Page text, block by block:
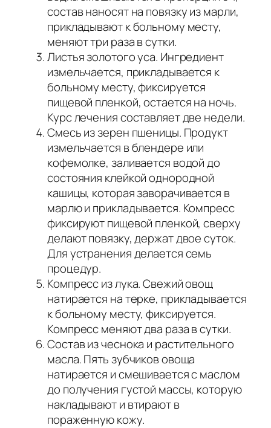
состав наносят на повязку из марли,
прикладывают к больному месту,
меняют три раза в сутки.
Листья золотого уса. Ингредиент
измельчается, прикладывается к
больному месту, фиксируется
пищевой пленкой, остается на ночь.
Курс лечения составляет две недели.
Смесь из зерен пшеницы. Продукт
измельчается в блендере или
кофемолке, заливается водой до
состояния клейкой однородной
кашицы, которая заворачивается в
марлю и прикладывается. Компресс
фиксируют пищевой пленкой, сверху
делают повязку, держат двое суток.
Для устранения делается семь
процедур.
Компресс из лука. Свежий овощ
натирается на терке, прикладывается
к больному месту, фиксируется.
Компресс меняют два раза в сутки.
Состав из чеснока и растительного
масла. Пять зубчиков овоща
натирается и смешивается с маслом
до получения густой массы, которую
накладывают и втирают в
пораженную кожу.